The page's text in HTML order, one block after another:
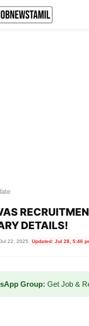
DETAILS!
Jul 22, 2025| Updated: Jul 28, 5:46
Group: Get Job &